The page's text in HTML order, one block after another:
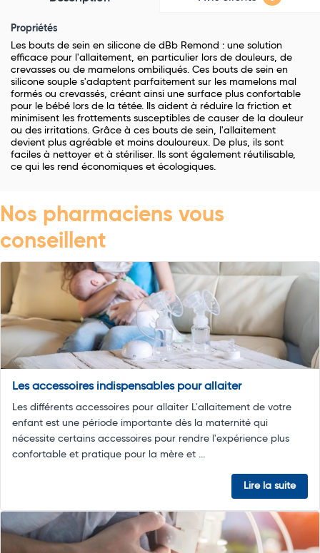
Propriétés
Les bouts de sein en silicone de dBb Remond : une solution
efficace pour l'allaitement, en particulier lors de douleurs, de
crevasses ou de mamelons ombiliqués. Ces bouts de sein en
silicone souple s'adaptent parfaitement sur les mamelons mal
formés ou crevassés, créant ainsi une surface plus confortable
pour le bébé lors de la tétée. Ils aident à réduire la friction et
minimisent les frottements susceptibles de causer de la douleur
ou des irritations. Grâce à ces bouts de sein, l'allaitement
devient plus agréable et moins douloureux. De plus, ils sont
faciles à nettoyer et à stériliser. Ils sont également réutilisable,
ce qui les rend économiques et écologiques.
Nos pharmaciens vous
conseillent
Les accessoires indispensables pour allaiter
Les différents accessoires pour allaiter L'allaitement de votre
enfant est une période importante dès la maternité qui
nécessite certains accessoires pour rendre l'expérience plus
confortable et pratique pour la mère et ...
Lire la suite